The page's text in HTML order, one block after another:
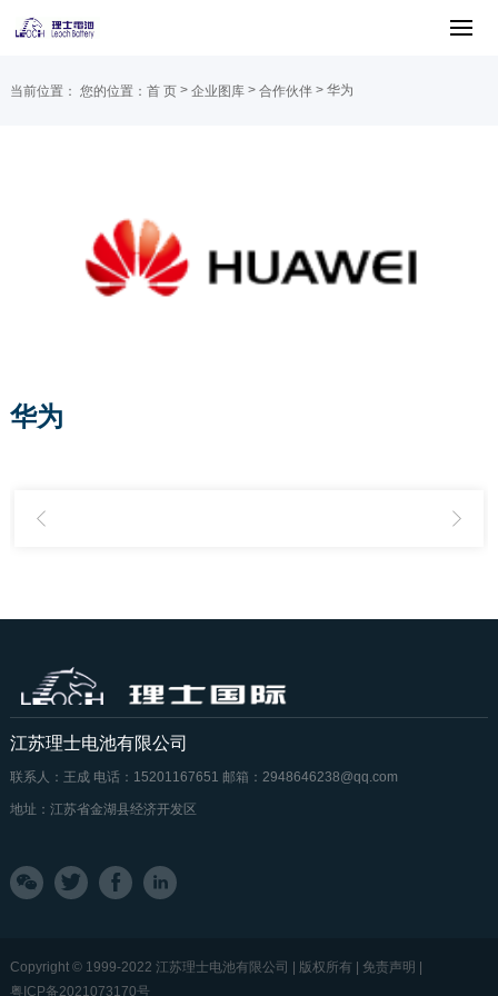
当前位置： 您的位置： 首 页> 企业图库> 合作伙伴> 华为
华为
江苏理士电池有限公司
联系人：王成 电话：15201167651 邮箱：2948646238@qq.com
地址：江苏省金湖县经济开发区
Copyright © 1999-2022 江苏理士电池有限公司 | 版权所有 | 免责声明 |
粤ICP备2021073170号